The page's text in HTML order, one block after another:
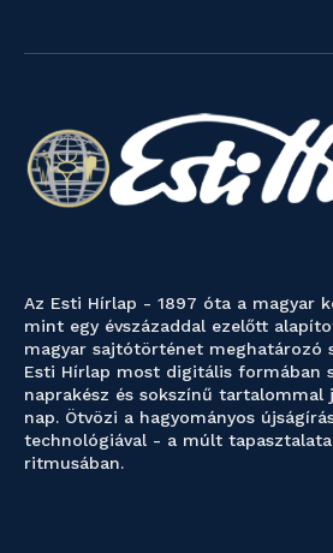
Az Esti Hírlap - 1897 óta a magyar
mint egy évszázaddal ezelőtt
magyar sajtótörténet meghatározó
Esti Hírlap most digitális formában
naprakész és sokszínű
nap. Ötvözi a hagyományos
technológiával - a múlt
ritmusában.